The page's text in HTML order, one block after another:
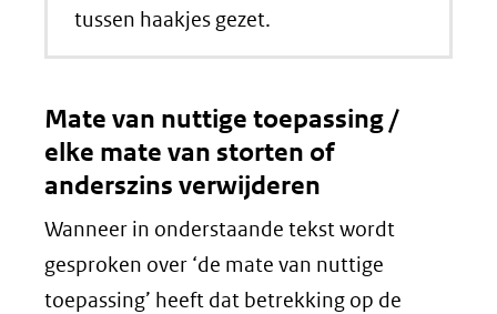
tussen haakjes gezet.
Mate van nuttige toepassing /
elke mate van storten of
anderszins verwijderen
Wanneer in onderstaande tekst wordt
gesproken over ‘de mate van nuttige
toepassing’ heeft dat betrekking op de